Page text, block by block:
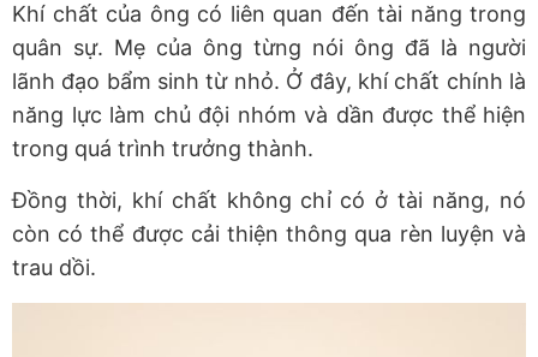
Khí chất của ông có liên quan đến tài năng trong
quân sự. Mẹ của ông từng nói ông đã là người
lãnh đạo bẩm sinh từ nhỏ. Ở đây, khí chất chính là
năng lực làm chủ đội nhóm và dần được thể hiện
trong quá trình trưởng thành.
Đồng thời, khí chất không chỉ có ở tài năng, nó
còn có thể được cải thiện thông qua rèn luyện và
trau dồi.